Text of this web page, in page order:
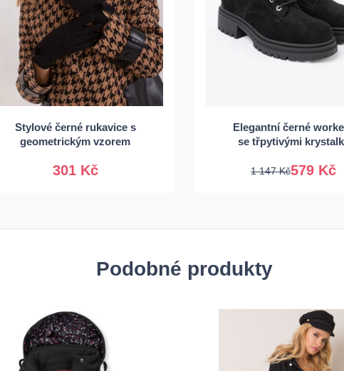
Stylové černé rukavice s
geometrickým vzorem
301 Kč
S/M L/XL
Elegantní černé
se třpytivými
579 Kč
1 147 Kč
40 41
Podobné produkty